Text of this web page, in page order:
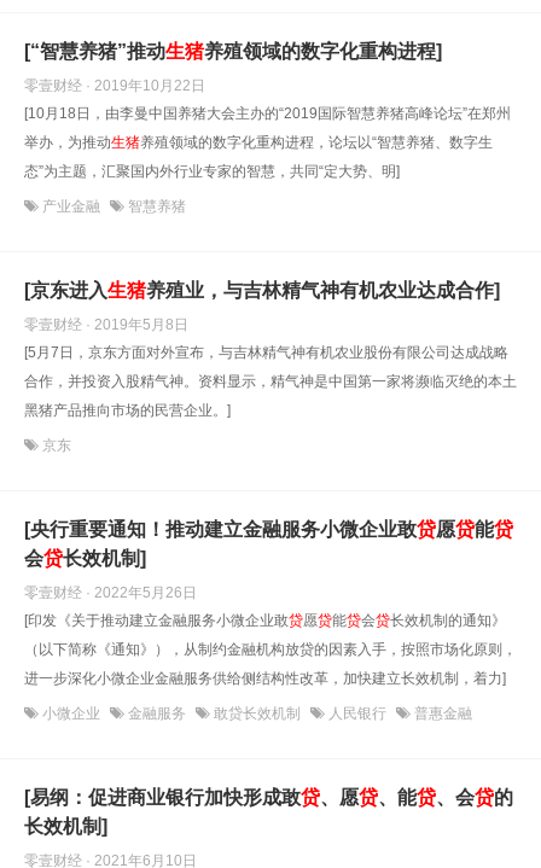
[“智慧养猪”推动生猪养殖领域的数字化重构进程]
零壹财经 · 2019年10月22日
[10月18日，由李曼中国养猪大会主办的“2019国际智慧养猪高峰论坛”在郑州
举办，为推动生猪养殖领域的数字化重构进程，论坛以“智慧养猪、数字生
态”为主题，汇聚国内外行业专家的智慧，共同“定大势、明]
产业金融 智慧养猪
[京东进入生猪养殖业，与吉林精气神有机农业达成合作]
零壹财经 · 2019年5月8日
[5月7日，京东方面对外宣布，与吉林精气神有机农业股份有限公司达成战略
合作，并投资入股精气神。资料显示，精气神是中国第一家将濒临灭绝的本土
黑猪产品推向市场的民营企业。]
京东
[央行重要通知！推动建立金融服务小微企业敢贷愿贷能贷
会贷长效机制]
零壹财经 · 2022年5月26日
[印发《关于推动建立金融服务小微企业敢贷愿贷能贷会贷长效机制的通知》
（以下简称《通知》），从制约金融机构放贷的因素入手，按照市场化原则，
进一步深化小微企业金融服务供给侧结构性改革，加快建立长效机制，着力]
小微企业 金融服务 敢贷长效机制 人民银行 普惠金融
[易纲：促进商业银行加快形成敢贷、愿贷、能贷、会贷的
长效机制]
零壹财经 · 2021年6月10日